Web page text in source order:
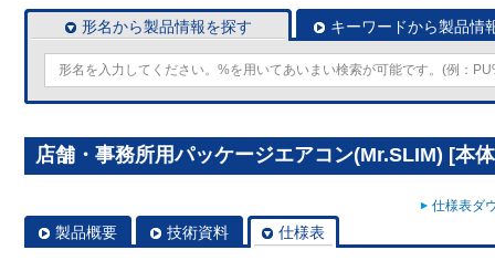
形名から製品情報を探す キーワードから製品情
店舗・事務所用パッケージエアコン(Mr.SLIM) [本
仕様表ダ
製品概要 技術資料 仕様表